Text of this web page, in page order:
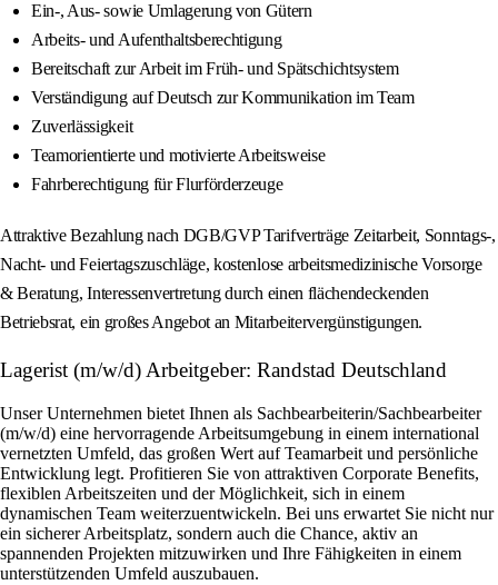
Ein-, Aus- sowie Umlagerung von Gütern
Arbeits- und Aufenthaltsberechtigung
Bereitschaft zur Arbeit im Früh- und Spätschichtsystem
Verständigung auf Deutsch zur Kommunikation im Team
Zuverlässigkeit
Teamorientierte und motivierte Arbeitsweise
Fahrberechtigung für Flurförderzeuge
Attraktive Bezahlung nach DGB/GVP Tarifverträge Zeitarbeit, Sonntags-,
Nacht- und Feiertagszuschläge, kostenlose arbeitsmedizinische Vorsorge
& Beratung, Interessenvertretung durch einen flächendeckenden
Betriebsrat, ein großes Angebot an Mitarbeitervergünstigungen.
Lagerist (m/w/d) Arbeitgeber: Randstad Deutschland
Unser Unternehmen bietet Ihnen als Sachbearbeiterin/Sachbearbeiter
(m/w/d) eine hervorragende Arbeitsumgebung in einem international
vernetzten Umfeld, das großen Wert auf Teamarbeit und persönliche
Entwicklung legt. Profitieren Sie von attraktiven Corporate Benefits,
flexiblen Arbeitszeiten und der Möglichkeit, sich in einem
dynamischen Team weiterzuentwickeln. Bei uns erwartet Sie nicht nur
ein sicherer Arbeitsplatz, sondern auch die Chance, aktiv an
spannenden Projekten mitzuwirken und Ihre Fähigkeiten in einem
unterstützenden Umfeld auszubauen.